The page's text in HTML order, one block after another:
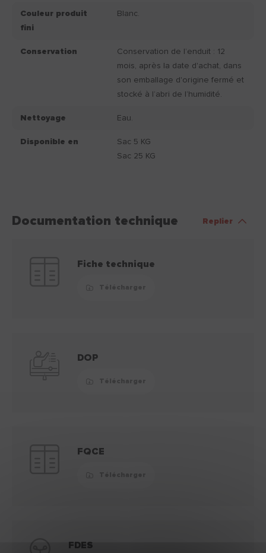
Couleur produit
fini
Blanc.
Conservation
Conservation de l’enduit : 12
mois, après la date d'achat, dans
son emballage d'origine fermé et
stocké à l’abri de l’humidité.
Nettoyage Eau.
Disponible en
Sac 5 KG
Sac 25 KG
Documentation technique Replier
Fiche technique
DOP
FQCE
FDES